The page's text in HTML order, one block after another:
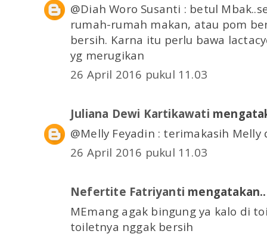
@Diah Woro Susanti : betul
rumah-rumah makan, atau pom
bersih. Karna itu perlu bawa
yg merugikan
26 April 2016 pukul 11.03
Juliana Dewi Kartikawati
@Melly Feyadin : terimakasih Melly
26 April 2016 pukul 11.03
Nefertite Fatriyanti
MEmang agak bingung ya kalo di
toiletnya nggak bersih